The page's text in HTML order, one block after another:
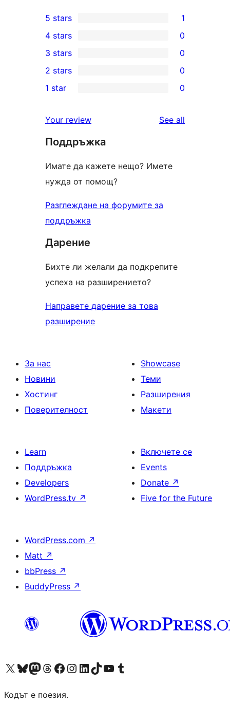
1
5-
star
review
5 stars 1
4-
star
reviews
4 stars 0
0
3-
star
3 stars 0
2-
reviews
2 stars 0
star
reviews
1 star 0
Your review See all
Поддръжка
Имате да кажете нещо? Имете
нужда от помощ?
Разглеждане на форумите за
поддръжка
Дарение
Бихте ли желали да подкрепите
успеха на разширението?
Направете дарение за това
разширение
За нас
Новини
Хостинг
Поверителност
Showcase
Теми
Разширения
Макети
Learn
Поддръжка
Developers
WordPress.tv ↗
Включете се
Events
Donate ↗
Five for the Future
WordPress.com ↗
Matt ↗
bbPress ↗
BuddyPress ↗
Visit our X (formerly Twitter) account
Visit our Bluesky account
Visit our Mastodon account
Visit our Threads account
Посетете нашата страница във Facebook
Посетете нашия профил в Instagram
Посетете нашия профил в LinkedIn
Visit our TikTok account
Visit our YouTube channel
Visit our Tumblr account
Кодът е поезия.